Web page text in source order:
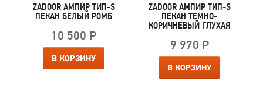
ZADOOR АМПИР ТИП-S
ПЕКАН БЕЛЫЙ РОМБ
10 500 Р
В КОРЗИНУ
ZADOOR АМПИР ТИП-S
ПЕКАН ТЕМНО-
КОРИЧНЕВЫЙ ГЛУХАЯ
9 970 Р
В КОРЗИНУ